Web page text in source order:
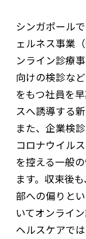
シンガポール
ェルネス事業
ンライン診療
向けの検診な
をもつ社員を
スへ誘導する
また、企業検
コロナウイル
を控える一般
ます。収束後
部への偏りと
いてオンライ
ヘルスケアで